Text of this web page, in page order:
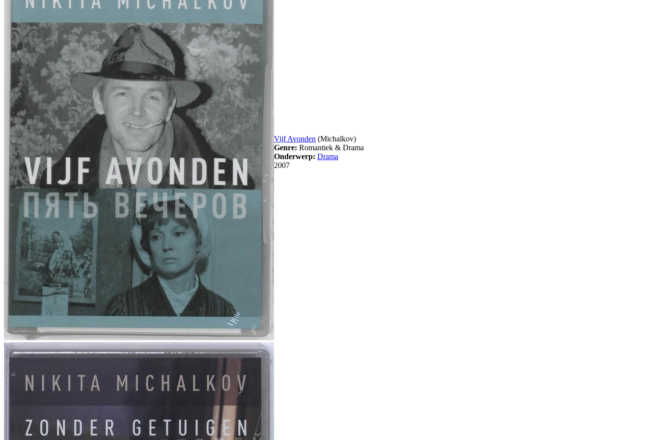
Vijf Avonden (Michalkov)
Genre: Romantiek & Drama
Onderwerp: Drama
2007